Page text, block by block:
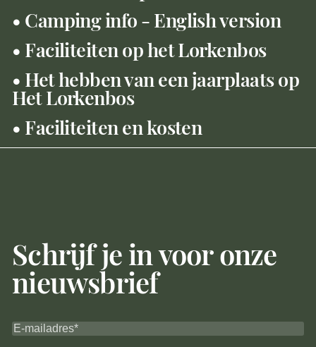
• Camping info - English version
• Faciliteiten op het Lorkenbos
• Het hebben van een jaarplaats op
Het Lorkenbos
• Faciliteiten en kosten
LEES MEER
Schrijf je in voor onze
nieuwsbrief